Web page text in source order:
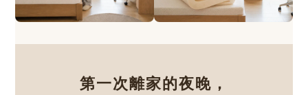
第一次離家的夜晚，